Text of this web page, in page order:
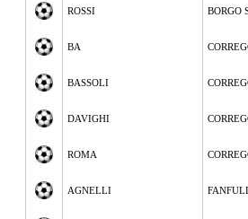
ROSSI BORGO
BA
BASSOLI
DAVIGHI
ROMA
AGNELLI